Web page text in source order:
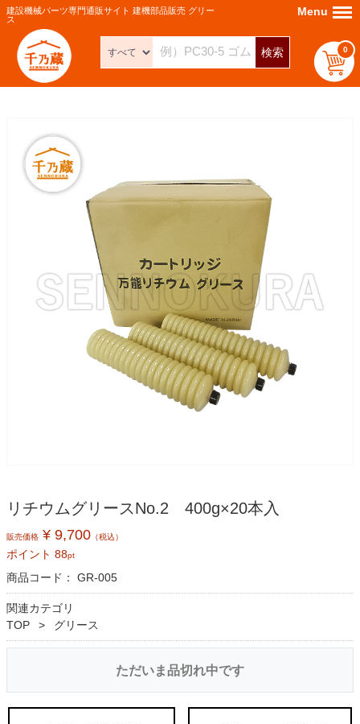
建設機械パーツ専門通販サイト 建機部品販売 グリー
ス
検索 0
Menu Menu
リチウムグリースNo.2 400g×20本入
販売価格 ¥ 9,700 （税込）
ポイント 88pt
商品コード： GR-005
関連カテゴリ
TOP
グリース
ただいま品切れ中です